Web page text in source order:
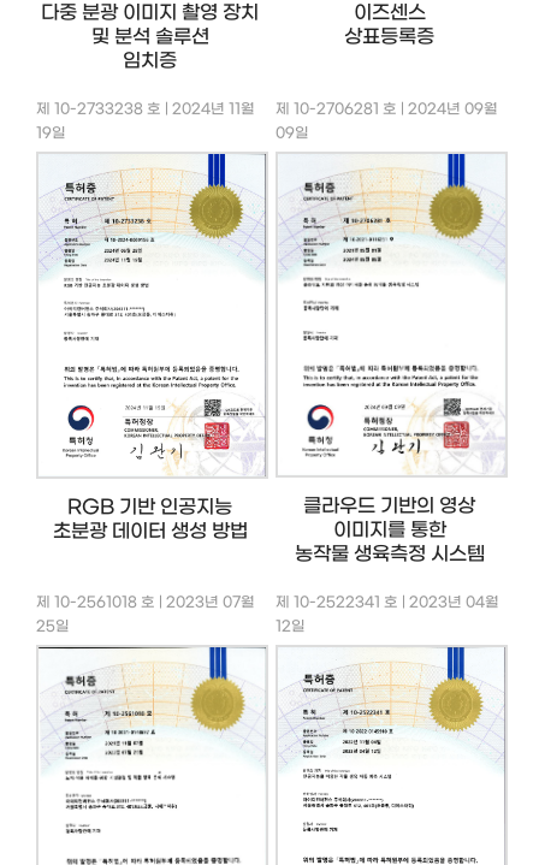
다중 분광 이미지 촬영 장치
및 분석 솔루션
임치증
이즈센스
상표등록증
제 10-2733238 호 | 2024년 11월
19일
RGB 기반 인공지능
초분광 데이터 생성 방법
제 10-2706281 호 | 2024년 09월
09일
클라우드 기반의 영상
이미지를 통한
농작물 생육측정 시스템
제 10-2561018 호 | 2023년 07월
25일
제 10-2522341 호 | 2023년 04월
12일